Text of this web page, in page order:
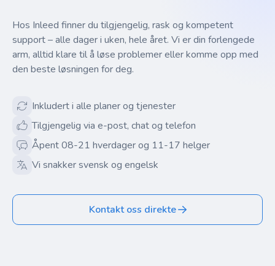
Hos Inleed finner du tilgjengelig, rask og kompetent
support – alle dager i uken, hele året. Vi er din forlengede
arm, alltid klare til å løse problemer eller komme opp med
den beste løsningen for deg.
Inkludert i alle planer og tjenester
Tilgjengelig via e-post, chat og telefon
Åpent 08-21 hverdager og 11-17 helger
Vi snakker svensk og engelsk
Kontakt oss direkte